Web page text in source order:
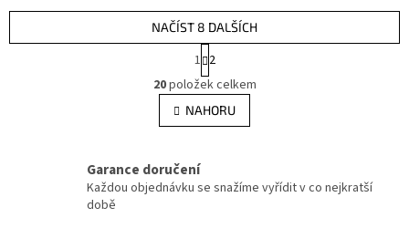
pro jedničky ve světě lyžování.
a neochvějné touhy zvítězit.
O
v
l
á
í
NAČÍST 8 DALŠÍCH
t
r
á
n
k
n
1 2
20položek celkem
NAHORU
Garance doručení
Každou objednávku se snažíme vyřídit v co nejkratší
době